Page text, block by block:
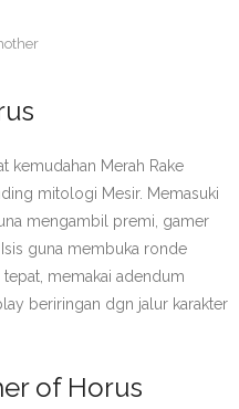
kemudahan Merah Rake
mitologi Mesir. Memasuki
mengambil premi, gamer
guna membuka ronde
memakai adendum
beriringan dgn jalur karakter
of Horus